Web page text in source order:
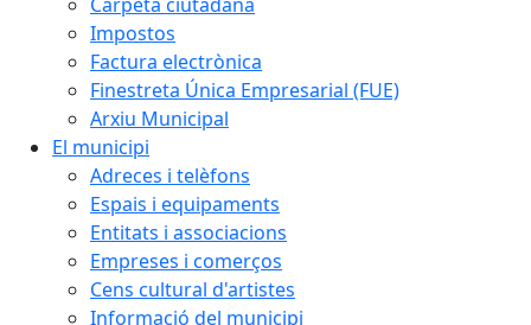
Impostos
Factura electrònica
Finestreta Única Empresarial (FUE)
Arxiu Municipal
El municipi
Adreces i telèfons
Espais i equipaments
Entitats i associacions
Empreses i comerços
Cens cultural d'artistes
Informació del municipi